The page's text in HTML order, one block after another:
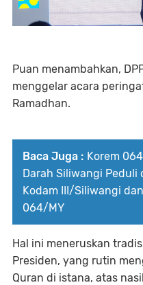
Puan menambahkan,
menggelar acara
Ramadhan.
Baca Juga : Korem
Darah Siliwangi Peduli
Kodam III/Siliwangi
064/MY
Hal ini meneruskan
Presiden, yang rutin
Quran di istana, atas